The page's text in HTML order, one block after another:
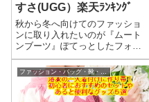
すさ(UGG）楽天ﾗﾝｷﾝｸﾞ
秋から冬へ向けてのファッショ
ンに取り入れたいのが『ムート
ンブーツ』ぽてっとしたフォル
ムが可愛い♥そんなムートンブー
ツの人気ブランドや、丈選び、
合わせやすさなどを考えなが
ら、楽天ランキングで紹介しま
ファッション・バッグ・靴・小物・ジュエリー・アクセサリー